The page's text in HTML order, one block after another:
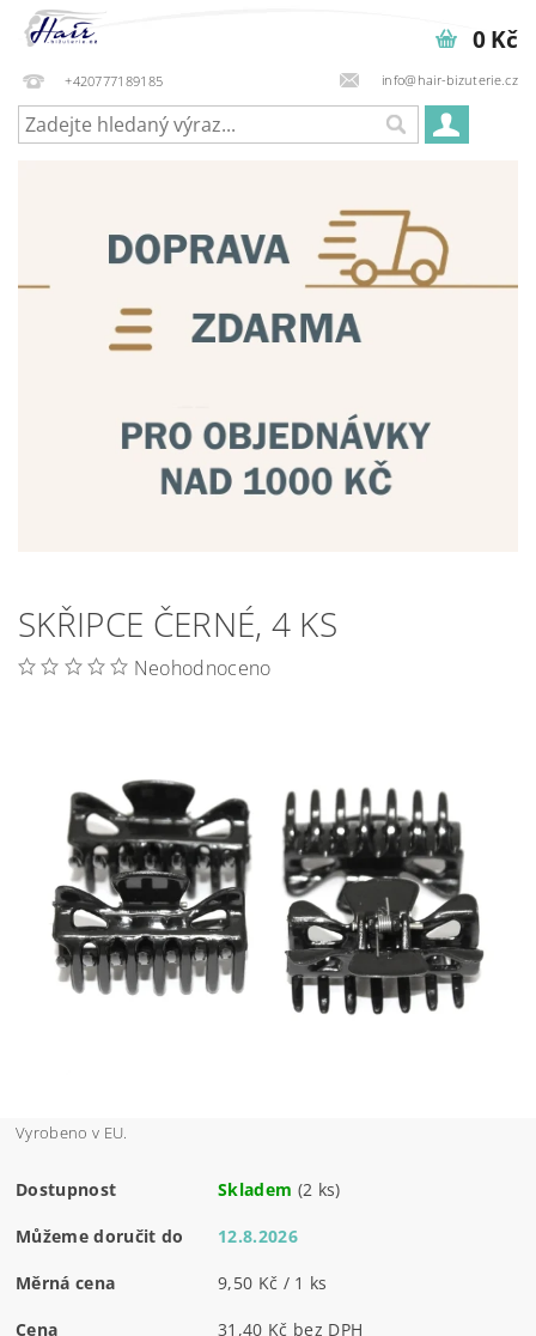
+420777189185 info@hair-bizuterie.cz
0 Kč
SKŘIPCE ČERNÉ, 4 KS
Neohodnoceno
Vyrobeno v EU.
Dostupnost Skladem (2 ks)
Můžeme doručit do 12.8.2026
Měrná cena 9,50 Kč / 1 ks
Cena 31,40 Kč bez DPH